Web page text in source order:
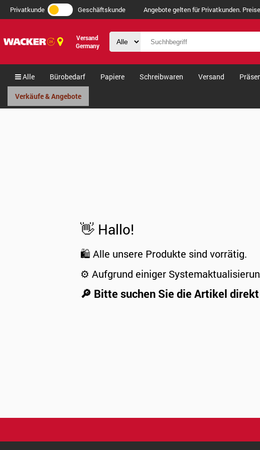
Privatkunde Geschäftskunde Angebote gelten für Privatkunden.
Versand
Germany
Alle Bürobedarf Papiere Schreibwaren Versand
Verkäufe & Angebote
👋 Hallo!
🛍️ Alle unsere Produkte sind vorrätig.
⚙️ Aufgrund einiger
🔎 Bitte suchen Sie die Artikel